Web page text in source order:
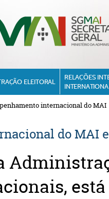
ELEITORAL
RELAÇÕES
internacional do MAI
do MAI